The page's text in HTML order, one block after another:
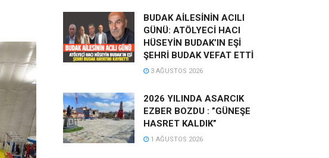
BUDAK AİLESİNİN ACILI
GÜNÜ: ATÖLYECİ HACI
HÜSEYİN BUDAK’IN EŞİ
ŞEHRİ BUDAK VEFAT ETTİ
3 AĞUSTOS 2026
2026 YILINDA ASARCIK
EZBER BOZDU : ”GÜNEŞE
HASRET KALDIK”
1 AĞUSTOS 2026